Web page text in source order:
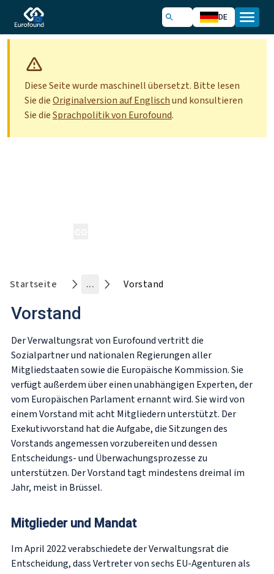
DE
Diese Seite wurde maschinell übersetzt. Bitte lesen
Sie dieOriginalversion auf Englischund konsultieren
Sie dieSprachpolitik von Eurofound.
Startseite ... Vorstand
Vorstand
Der Verwaltungsrat von Eurofound vertritt die
Sozialpartner und nationalen Regierungen aller
Mitgliedstaaten sowie die Europäische Kommission. Sie
verfügt außerdem über einen unabhängigen Experten, der
vom Europäischen Parlament ernannt wird. Sie wird von
einem Vorstand mit acht Mitgliedern unterstützt. Der
Exekutivvorstand hat die Aufgabe, die Sitzungen des
Vorstands angemessen vorzubereiten und dessen
Entscheidungs- und Überwachungsprozesse zu
unterstützen. Der Vorstand tagt mindestens dreimal im
Jahr, meist in Brüssel.
Mitglieder und Mandat
Im April 2022 verabschiedete der Verwaltungsrat die
Entscheidung, dass Vertreter von sechs EU-Agenturen als